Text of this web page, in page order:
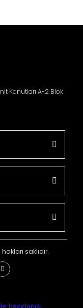
Konutları A-2 Blok
saklıdır.
e-